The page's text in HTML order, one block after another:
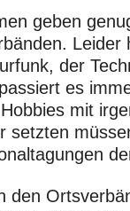
geben
Leider
der
es
mit
setzten
den